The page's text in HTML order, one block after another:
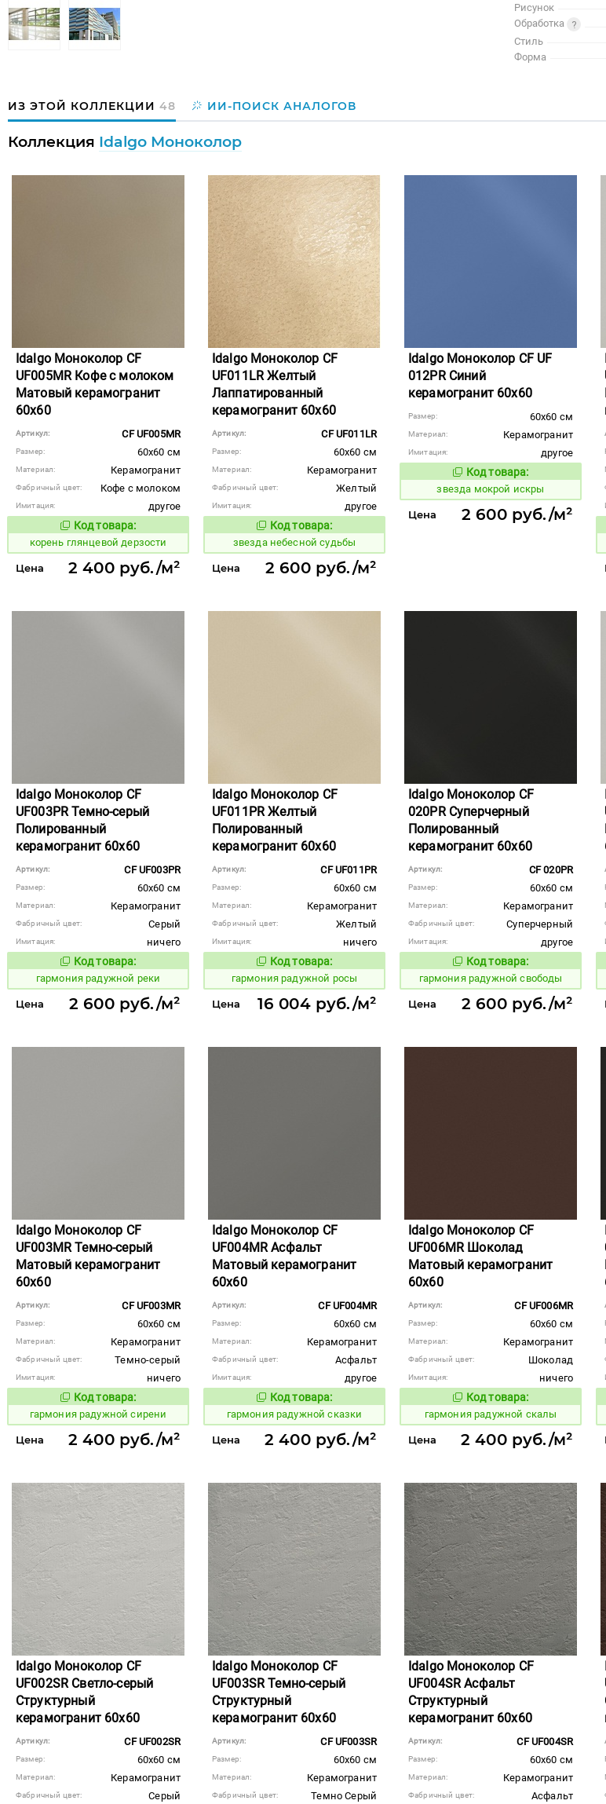
Рисунок
Обработка
Стиль
Форма
ИЗ ЭТОЙ КОЛЛЕКЦИИ 48 ИИ-ПОИСК АНАЛОГОВ
Коллекция Idalgo Моноколор
Idalgo Моноколор CF
UF005MR Кофе с молоком
Матовый керамогранит
60x60
Артикул: CF UF005MR
Размер: 60x60 см
Материал: Керамогранит
Фабричный цвет: Кофе с молоком
Имитация:
другое
Код товара:
783520 Код товара:
корень глянцевой дерзости
Цена 2 400 руб./м²
Idalgo Моноколор CF
UF011LR Желтый
Лаппатированный
керамогранит 60x60
Артикул: CF UF011LR
Размер: 60x60 см
Материал: Керамогранит
Фабричный цвет: Желтый
Имитация:
другое
Код товара:
445474Код товара:
звезда небесной судьбы
Цена 2 600 руб./м²
Idalgo Моноколор CF UF
012PR Синий
керамогранит 60x60
Размер: 60x60 см
Материал: Керамогранит
Имитация:
другое
Код товара:
444784Код товара:
звезда мокрой искры
Цена 2 600 руб./м²
Idalgo Моноколор CF
UF003PR Темно-серый
Полированный
керамогранит 60x60
Артикул: CF UF003PR
Размер: 60x60 см
Материал: Керамогранит
Фабричный цвет: Серый
Имитация:
ничего
Код товара:
275204 Код товара:
гармония радужной реки
Цена 2 600 руб./м²
Idalgo Моноколор CF
UF011PR Желтый
Полированный
керамогранит 60x60
Артикул: CF UF011PR
Размер: 60x60 см
Материал: Керамогранит
Фабричный цвет: Желтый
Имитация:
ничего
Код товара:
275207 Код товара:
гармония радужной росы
Цена 16 004 руб./м²
Idalgo Моноколор CF
020PR Суперчерный
Полированный
керамогранит 60x60
Артикул: CF 020PR
Размер: 60x60 см
Материал: Керамогранит
Фабричный цвет: Суперчерный
Имитация:
другое
Код товара:
275210 Код товара:
гармония радужной свободы
Цена 2 600 руб./м²
Idalgo Моноколор CF
UF003MR Темно-серый
Матовый керамогранит
60x60
Артикул: CF UF003MR
Размер: 60x60 см
Материал: Керамогранит
Фабричный цвет: Темно-серый
Имитация:
ничего
Код товара:
275214 Код товара:
гармония радужной сирени
Цена 2 400 руб./м²
Idalgo Моноколор CF
UF004MR Асфальт
Матовый керамогранит
60x60
Артикул: CF UF004MR
Размер: 60x60 см
Материал: Керамогранит
Фабричный цвет: Асфальт
Имитация:
другое
Код товара:
275215 Код товара:
гармония радужной сказки
Цена 2 400 руб./м²
Idalgo Моноколор CF
UF006MR Шоколад
Матовый керамогранит
60x60
Артикул: CF UF006MR
Размер: 60x60 см
Материал: Керамогранит
Фабричный цвет: Шоколад
Имитация:
ничего
Код товара:
275216 Код товара:
гармония радужной скалы
Цена 2 400 руб./м²
Idalgo Моноколор CF
UF002SR Светло-серый
Структурный
керамогранит 60x60
Артикул: CF UF002SR
Размер: 60x60 см
Материал: Керамогранит
Фабричный цвет: Серый
Idalgo Моноколор CF
UF003SR Темно-серый
Структурный
керамогранит 60x60
Артикул: CF UF003SR
Размер: 60x60 см
Материал: Керамогранит
Фабричный цвет: Темно Серый
Idalgo Моноколор CF
UF004SR Асфальт
Структурный
керамогранит 60x60
Артикул: CF UF004SR
Размер: 60x60 см
Материал: Керамогранит
Фабричный цвет: Асфальт